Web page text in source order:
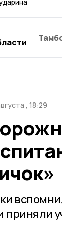
, 18:29
приняли